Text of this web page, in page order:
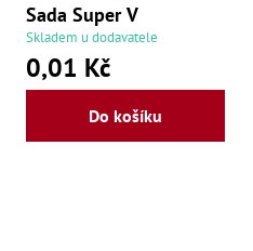
Sada Super V
Skladem u dodavatele
0,01 Kč
Do košíku